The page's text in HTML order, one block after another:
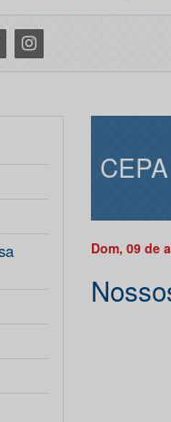
Instagram
CEPA
Dom, 09 de